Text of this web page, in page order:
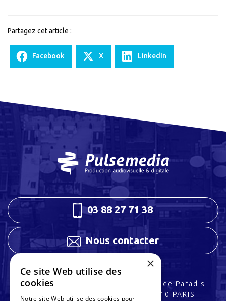
Partagez cet article :
Facebook X LinkedIn
03 88 27 71 38
Nous contacter
3 rue Charles Peguy
67200 STRASBOURG
32 rue de Paradis
75010 PARIS
×
Ce site Web utilise des
cookies
Notre site Web utilise des cookies pour